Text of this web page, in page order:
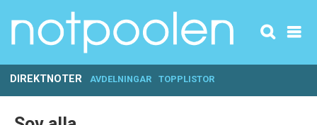
DIREKTNOTER AVDELNINGAR TOPPLISTOR